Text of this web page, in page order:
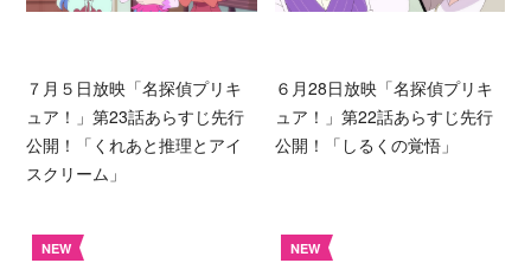
７月５日放映「名探偵プリキ
ュア！」第23話あらすじ先行
公開！「くれあと推理とアイ
スクリーム」
６月28日放映「名探偵プリキ
ュア！」第22話あらすじ先行
公開！「しるくの覚悟」
NEW NEW